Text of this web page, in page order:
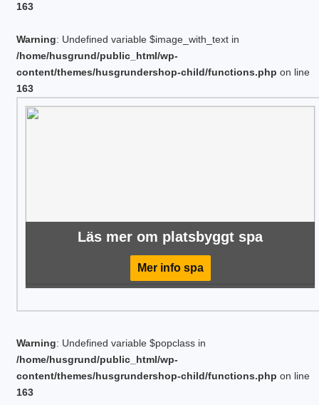
163
Warning: Undefined variable $image_with_text in
/home/husgrund/public_html/wp-
content/themes/husgrundershop-child/functions.php on line
163
Läs mer om platsbyggt spa
Mer info spa
Warning: Undefined variable $popclass in
/home/husgrund/public_html/wp-
content/themes/husgrundershop-child/functions.php on line
163